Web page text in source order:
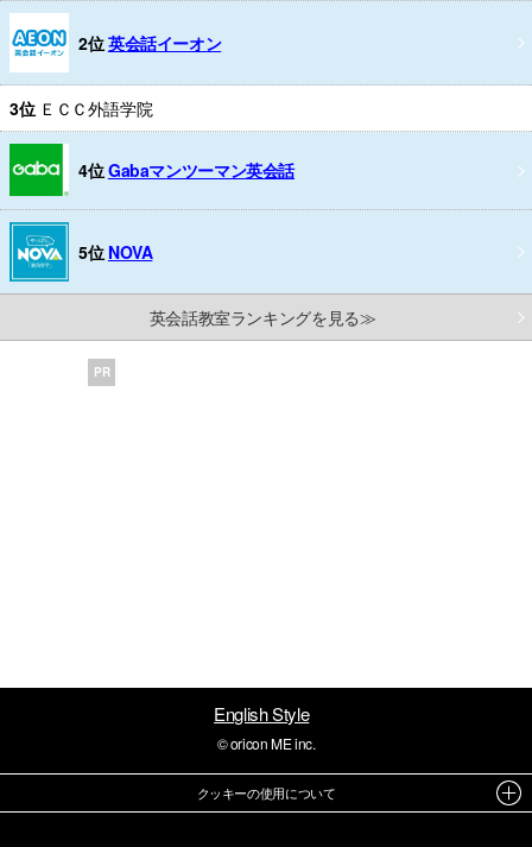
2位英会話イーオン
3位 ＥＣＣ外語学院
4位Gabaマンツーマン英会話
5位 NOVA
英会話教室ランキングを見る≫
PR
English Style
© oricon ME inc.
クッキーの使用について